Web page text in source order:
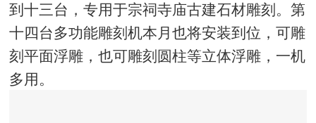
到十三台，专用于宗祠寺庙古建石材雕刻。第
十四台多功能雕刻机本月也将安装到位，可雕
刻平面浮雕，也可雕刻圆柱等立体浮雕，一机
多用。